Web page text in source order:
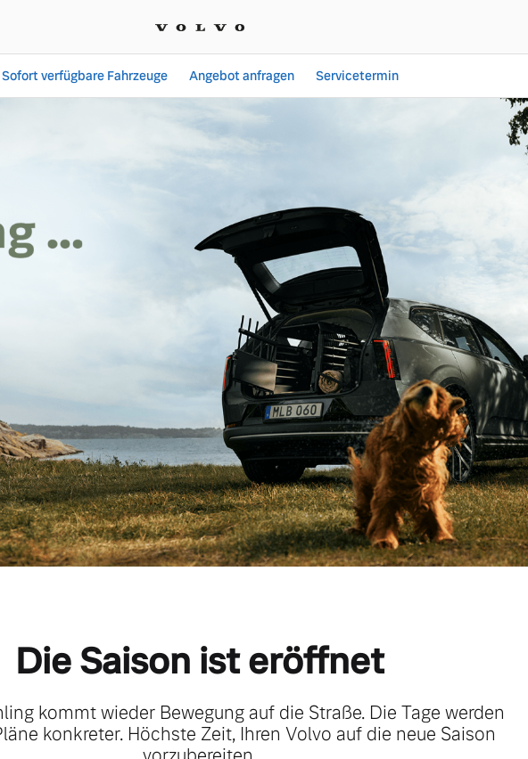
Sofort verfügbare Fahrzeuge Angebot anfragen Servicetermin
Die Saison ist eröffnet
kommt wieder Bewegung auf die Straße. Die Tage werden
konkreter. Höchste Zeit, Ihren Volvo auf die neue Saison